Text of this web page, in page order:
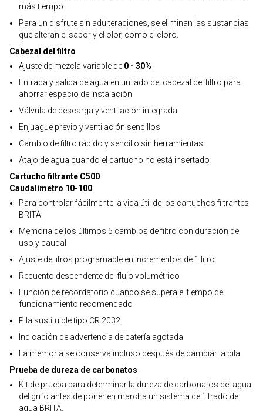
más tiempo
Para un disfrute sin adulteraciones, se eliminan las sustancias
que alteran el sabor y el olor, como el cloro.
Cabezal del filtro
Ajuste de mezcla variable de 0 - 30%
Entrada y salida de agua en un lado del cabezal del filtro para
ahorrar espacio de instalación
Válvula de descarga y ventilación integrada
Enjuague previo y ventilación sencillos
Cambio de filtro rápido y sencillo sin herramientas
Atajo de agua cuando el cartucho no está insertado
Cartucho filtrante C500
Caudalímetro 10-100
Para controlar fácilmente la vida útil de los cartuchos filtrantes
BRITA
Memoria de los últimos 5 cambios de filtro con duración de
uso y caudal
Ajuste de litros programable en incrementos de 1 litro
Recuento descendente del flujo volumétrico
Función de recordatorio cuando se supera el tiempo de
funcionamiento recomendado
Pila sustituible tipo CR 2032
Indicación de advertencia de batería agotada
La memoria se conserva incluso después de cambiar la pila
Prueba de dureza de carbonatos
Kit de prueba para determinar la dureza de carbonatos del agua
del grifo antes de poner en marcha un sistema de filtrado de
agua BRITA.